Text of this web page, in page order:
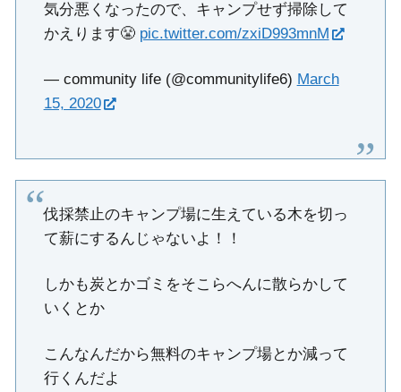
気分悪くなったので、キャンプせず掃除して
かえります😤 pic.twitter.com/zxiD993mnM
— community life (@communitylife6) March
15, 2020
伐採禁止のキャンプ場に生えている木を切っ
て薪にするんじゃないよ！！
しかも炭とかゴミをそこらへんに散らかして
いくとか
こんなんだから無料のキャンプ場とか減って
行くんだよ